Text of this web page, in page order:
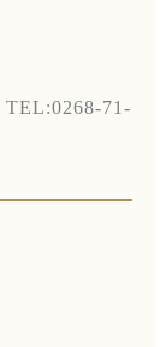
TEL:0268-71-